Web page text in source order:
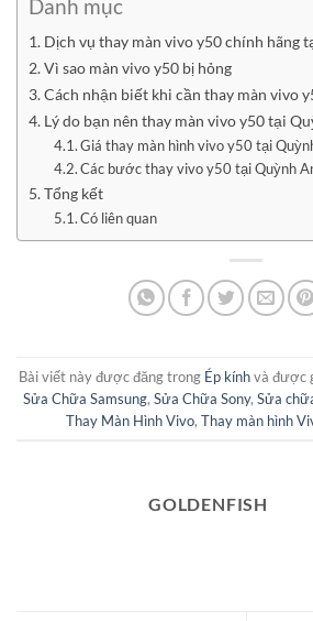
Danh mục
Dịch vụ thay màn vivo y50 chính hãng
Vì sao màn vivo y50 bị hỏng
Cách nhận biết khi cần thay màn vivo
Lý do bạn nên thay màn vivo y50 tại
Giá thay màn hình vivo y50 tại
Các bước thay vivo y50 tại Quỳnh
Tổng kết
Có liên quan
Bài viết này được đăng trong Ép kínhvà được
Sửa Chữa Samsung, Sửa Chữa Sony, Sửa
Thay Màn Hình Vivo, Thay màn hình
GOLDENFISH